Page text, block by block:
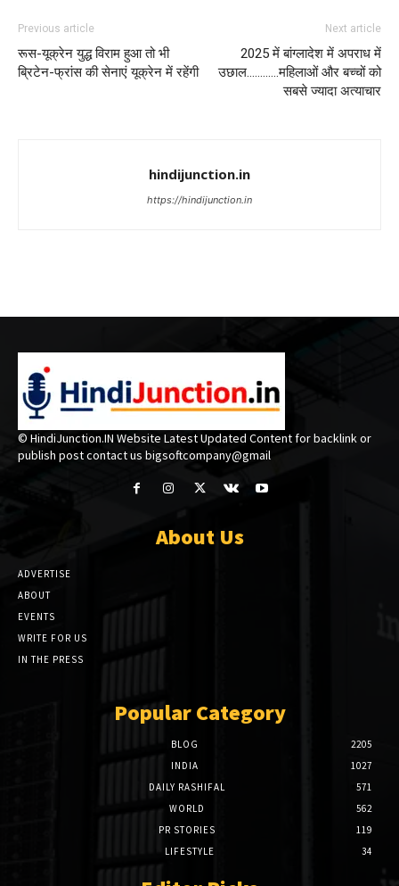
Previous article
रूस-यूक्रेन युद्ध विराम हुआ तो भी
ब्रिटेन-फ्रांस की सेनाएं यूक्रेन में रहेंगी
Next article
2025 में बांग्लादेश में अपराध में
उछाल…………महिलाओं और बच्चों को
सबसे ज्यादा अत्याचार
hindijunction.in
https://hindijunction.in
© HindiJunction.IN Website Latest Updated Content for backlink or
publish post contact us bigsoftcompany@gmail
About Us
ADVERTISE
ABOUT
EVENTS
WRITE FOR US
IN THE PRESS
Popular Category
BLOG
2205
INDIA
1027
DAILY RASHIFAL
571
WORLD
562
PR STORIES
119
LIFESTYLE
34